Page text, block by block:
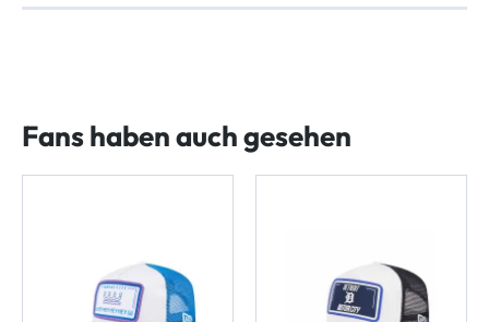
Fans haben auch gesehen